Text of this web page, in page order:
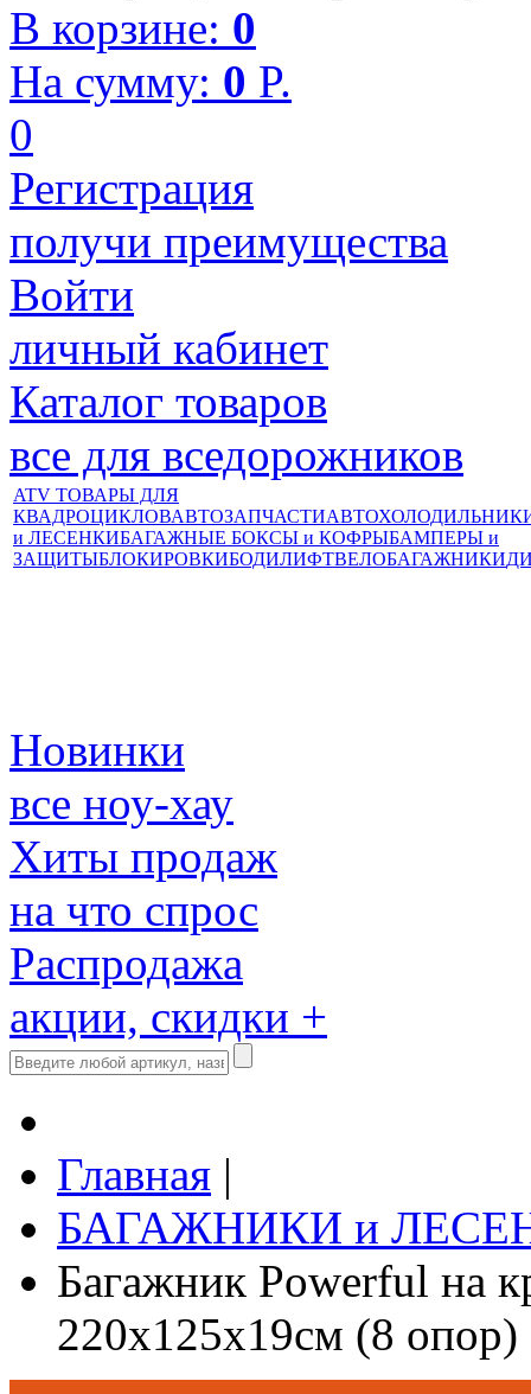
В корзине: 0
На сумму: 0 P.
0
Регистрация
получи преимущества
Войти
личный кабинет
Каталог товаров
все для вседорожников
ATV ТОВАРЫ ДЛЯ
КВАДРОЦИКЛОВАВТОЗАПЧАСТИ
и ЛЕСЕНКИБАГАЖНЫЕ БОКСЫ и КОФРЫБАМПЕРЫ и
ЗАЩИТЫБЛОКИРОВКИБОДИЛИФТВЕЛОБАГАЖНИКИ
Новинки
все ноу-хау
Хиты продаж
на что спрос
Распродажа
акции, скидки +
Главная |
БАГАЖНИКИ и
Багажник Powerful на
220x125x19см (8 опор)